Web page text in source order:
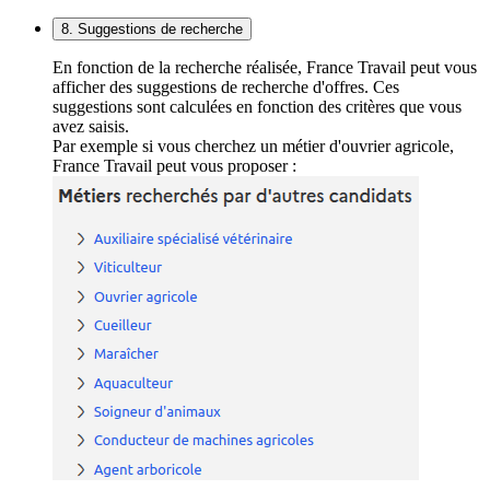
8. Suggestions de recherche
En fonction de la recherche réalisée, France Travail peut vous
afficher des suggestions de recherche d'offres. Ces
suggestions sont calculées en fonction des critères que vous
avez saisis.
Par exemple si vous cherchez un métier d'ouvrier agricole,
France Travail peut vous proposer :